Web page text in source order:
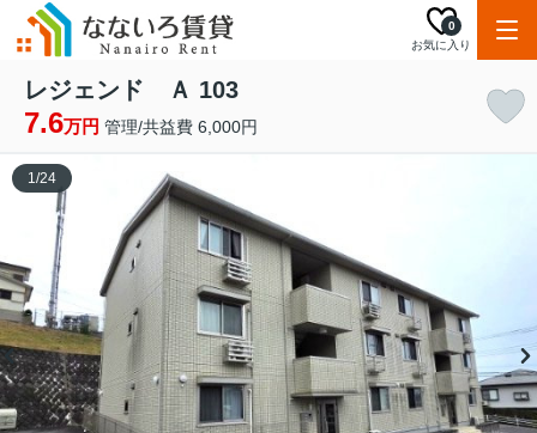
お気に入り
0
レジェンド Ａ 103
7.6万円 管理/共益費 6,000円
1/24